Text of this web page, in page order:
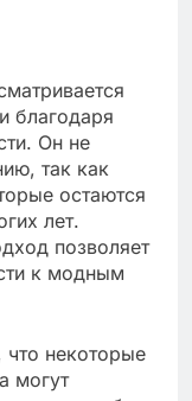
благодаря
Он не
так как
остаются
лет.
позволяет
к модным
некоторые
могут